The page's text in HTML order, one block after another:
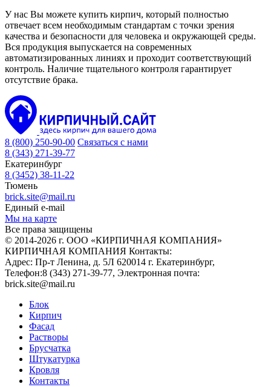
У нас Вы можете купить кирпич, который полностью
отвечает всем необходимым стандартам с точки зрения
качества и безопасности для человека и окружающей среды.
Вся продукция выпускается на современных
автоматизированных линиях и проходит соответствующий
контроль. Наличие тщательного контроля гарантирует
отсутствие брака.
8 (800) 250-90-00 Связаться с нами
8 (343) 271-39-77
Екатеринбург
8 (3452) 38-11-22
Тюмень
brick.site@mail.ru
Единый e-mail
Мы на карте
Все права защищены
© 2014-2026 г. ООО «КИРПИЧНАЯ КОМПАНИЯ»
КИРПИЧНАЯ КОМПАНИЯ Контакты:
Адрес: Пр-т Ленина, д. 5Л 620014 г. Екатеринбург,
Телефон:8 (343) 271-39-77, Электронная почта:
brick.site@mail.ru
Блок
Кирпич
Фасад
Растворы
Брусчатка
Штукатурка
Кровля
Контакты